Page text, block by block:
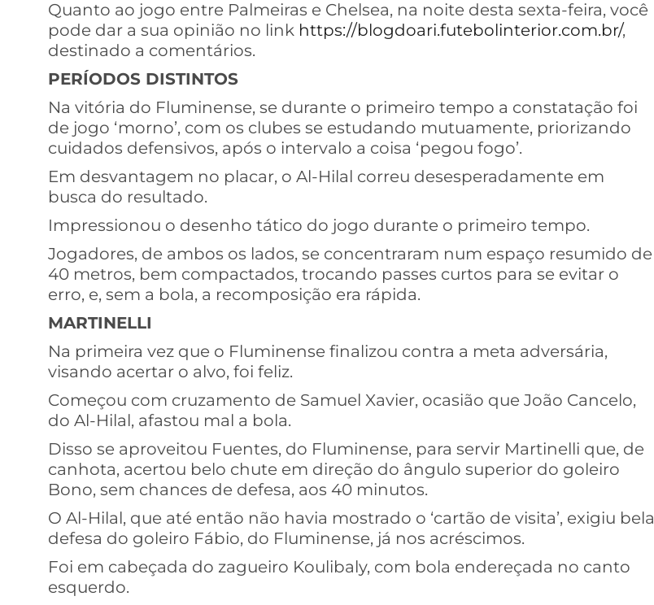
Quanto ao jogo entre Palmeiras e Chelsea, na noite desta sexta-feira, você
pode dar a sua opinião no link https://blogdoari.futebolinterior.com.br/,
destinado a comentários.
PERÍODOS DISTINTOS
Na vitória do Fluminense, se durante o primeiro tempo a constatação foi
de jogo ‘morno’, com os clubes se estudando mutuamente, priorizando
cuidados defensivos, após o intervalo a coisa ‘pegou fogo’.
Em desvantagem no placar, o Al-Hilal correu desesperadamente em
busca do resultado.
Impressionou o desenho tático do jogo durante o primeiro tempo.
Jogadores, de ambos os lados, se concentraram num espaço resumido de
40 metros, bem compactados, trocando passes curtos para se evitar o
erro, e, sem a bola, a recomposição era rápida.
MARTINELLI
Na primeira vez que o Fluminense finalizou contra a meta adversária,
visando acertar o alvo, foi feliz.
Começou com cruzamento de Samuel Xavier, ocasião que João Cancelo,
do Al-Hilal, afastou mal a bola.
Disso se aproveitou Fuentes, do Fluminense, para servir Martinelli que, de
canhota, acertou belo chute em direção do ângulo superior do goleiro
Bono, sem chances de defesa, aos 40 minutos.
O Al-Hilal, que até então não havia mostrado o ‘cartão de visita’, exigiu bela
defesa do goleiro Fábio, do Fluminense, já nos acréscimos.
Foi em cabeçada do zagueiro Koulibaly, com bola endereçada no canto
esquerdo.